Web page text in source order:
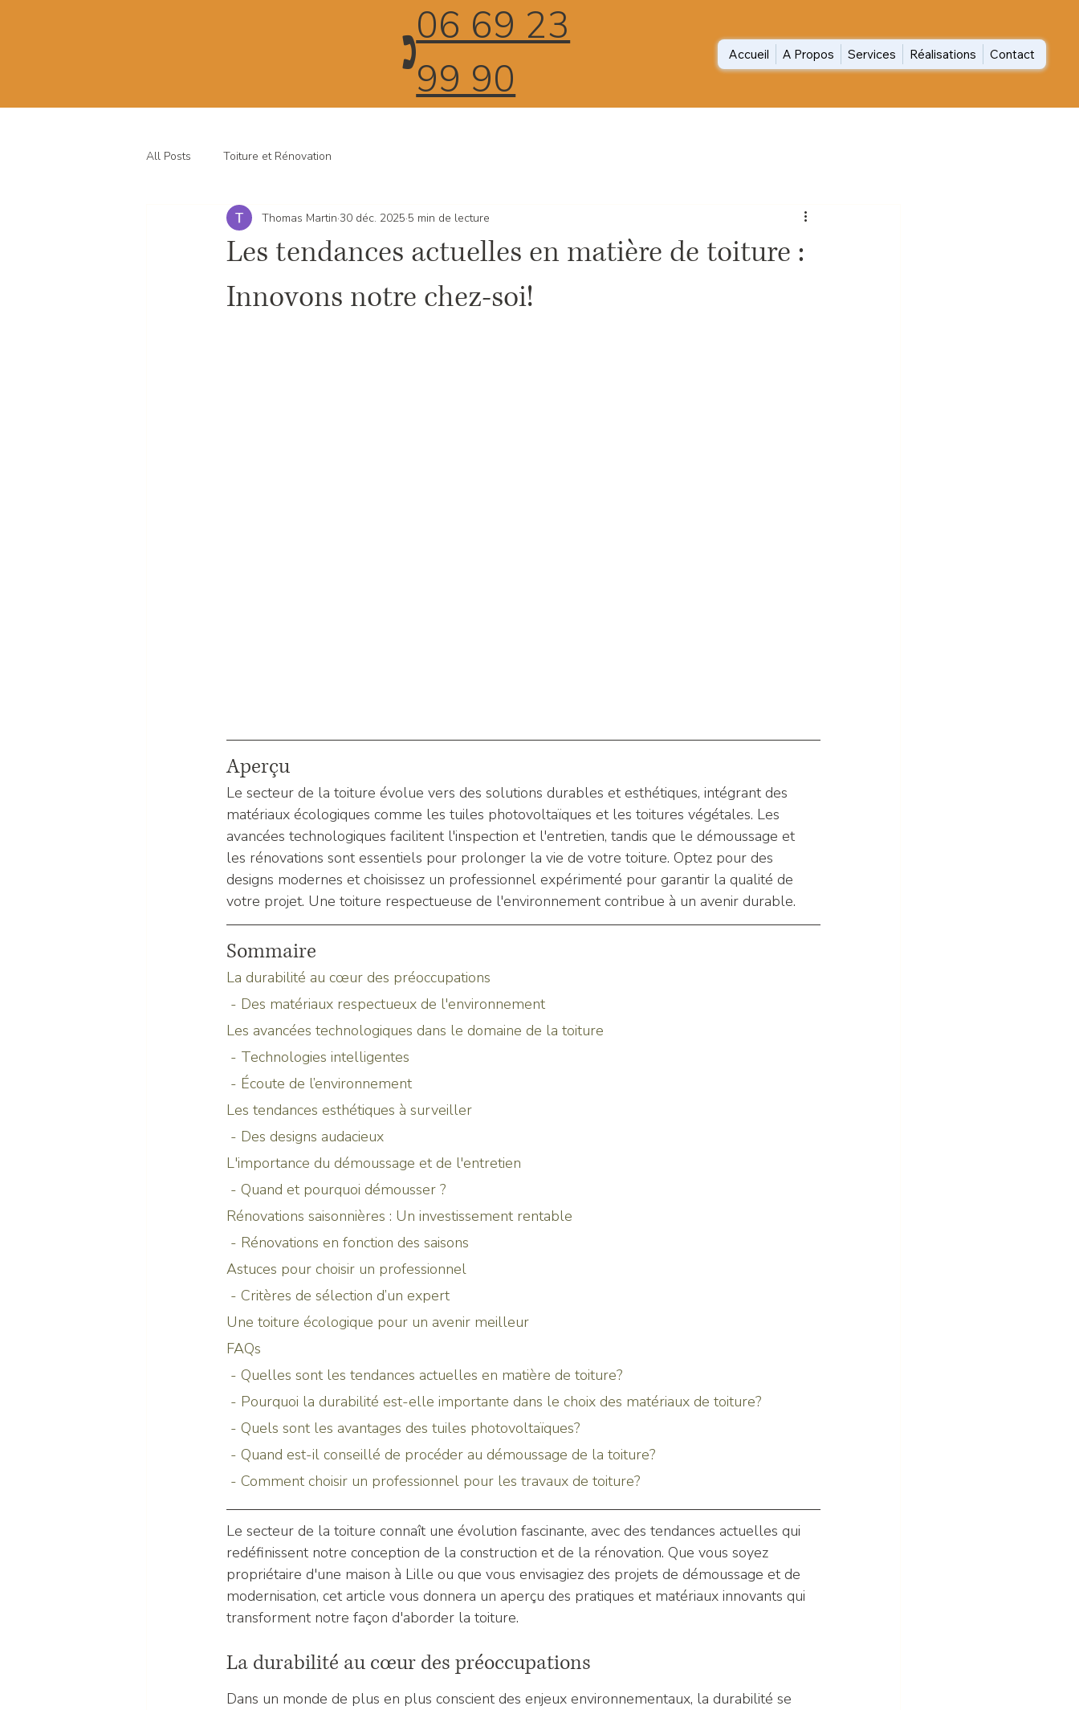
06 69 23
99 90
🕽 Accueil A Propos Services Réalisations Contact
All Posts Toiture et Rénovation
Les tendances actuelles en matière de toiture :
Innovons notre chez-soi!
Thomas Martin 30 déc. 2025 5 min de lecture
Aperçu
Le secteur de la toiture évolue vers des solutions durables et esthétiques, intégrant des
matériaux écologiques comme les tuiles photovoltaïques et les toitures végétales. Les
avancées technologiques facilitent l'inspection et l'entretien, tandis que le démoussage et
les rénovations sont essentiels pour prolonger la vie de votre toiture. Optez pour des
designs modernes et choisissez un professionnel expérimenté pour garantir la qualité de
votre projet. Une toiture respectueuse de l'environnement contribue à un avenir durable.
Sommaire
La durabilité au cœur des préoccupations
- Des matériaux respectueux de l'environnement
Les avancées technologiques dans le domaine de la toiture
- Technologies intelligentes
- Écoute de l’environnement
Les tendances esthétiques à surveiller
- Des designs audacieux
L'importance du démoussage et de l'entretien
- Quand et pourquoi démousser ?
Rénovations saisonnières : Un investissement rentable
- Rénovations en fonction des saisons
Astuces pour choisir un professionnel
- Critères de sélection d’un expert
Une toiture écologique pour un avenir meilleur
FAQs
- Quelles sont les tendances actuelles en matière de toiture?
- Pourquoi la durabilité est-elle importante dans le choix des matériaux de toiture?
- Quels sont les avantages des tuiles photovoltaïques?
- Quand est-il conseillé de procéder au démoussage de la toiture?
- Comment choisir un professionnel pour les travaux de toiture?
Le secteur de la toiture connaît une évolution fascinante, avec des tendances actuelles qui
redéfinissent notre conception de la construction et de la rénovation. Que vous soyez
propriétaire d'une maison à Lille ou que vous envisagiez des projets de démoussage et de
modernisation, cet article vous donnera un aperçu des pratiques et matériaux innovants qui
transforment notre façon d'aborder la toiture.
La durabilité au cœur des préoccupations
Dans un monde de plus en plus conscient des enjeux environnementaux, la durabilité se